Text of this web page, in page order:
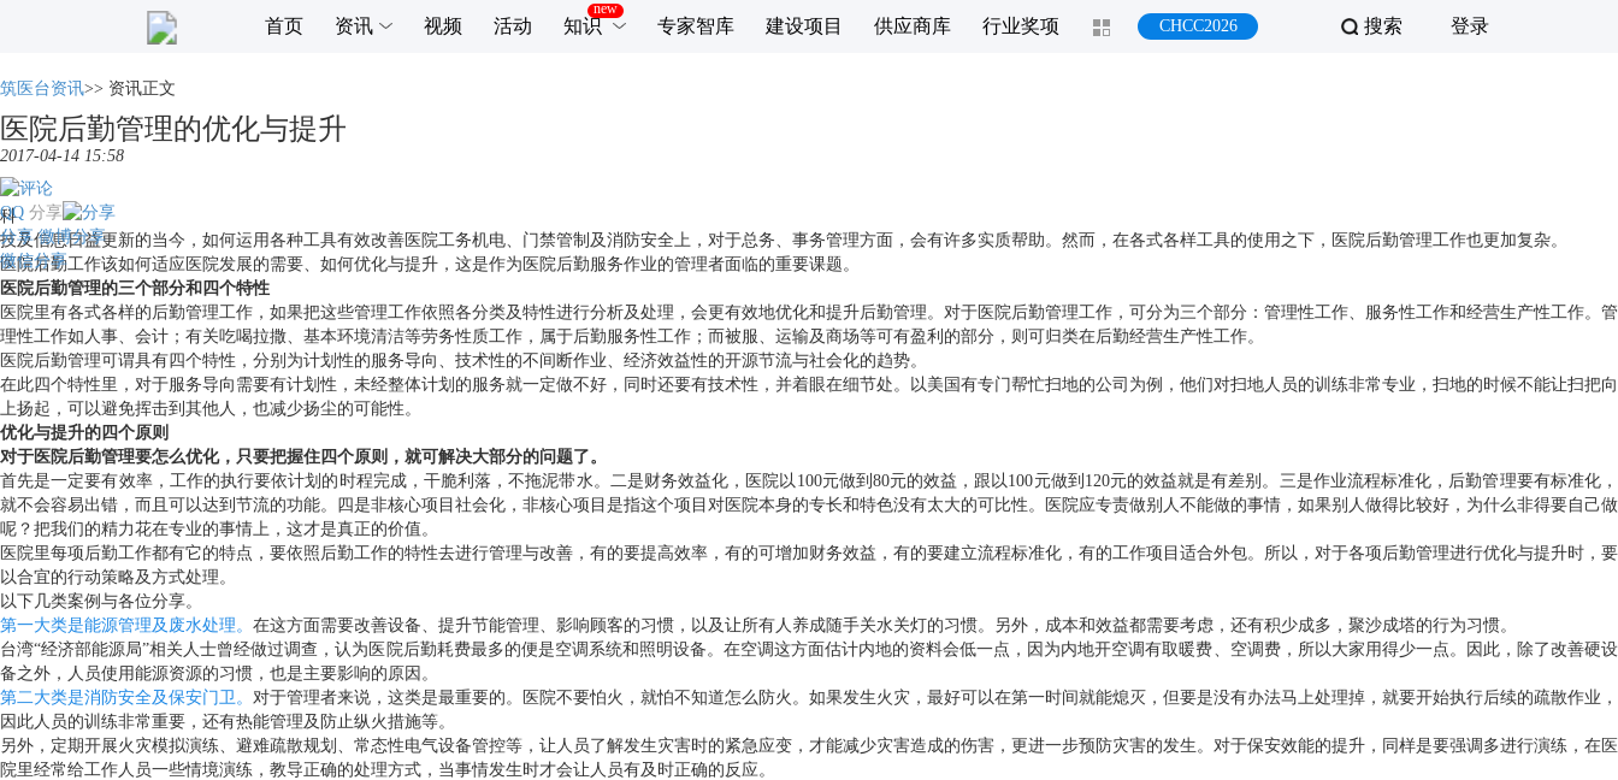
登录
搜索
首页 资讯 视频 活动 知识 专家智库 建设项目 供应商库 行业奖项 CHCC2026
筑医台资讯>> 资讯正文
医院后勤管理的优化与提升
2017-04-14 15:58
分享
QQ
分享 微博分享
微信分享
科
技及信息日益更新的当今，如何运用各种工具有效改善医院工务机电、门禁管制及消防安全上，对于总务、事务管理方面，会有许多实质帮助。然而，在各式各样工具的使用之下，医院后勤管理工作也更加复杂。
医院后勤工作该如何适应医院发展的需要、如何优化与提升，这是作为医院后勤服务作业的管理者面临的重要课题。
医院后勤管理的三个部分和四个特性
医院里有各式各样的后勤管理工作，如果把这些管理工作依照各分类及特性进行分析及处理，会更有效地优化和提升后勤管理。对于医院后勤管理工作，可分为三个部分：管理性工作、服务性工作和经营生产性工作。管
理性工作如人事、会计；有关吃喝拉撒、基本环境清洁等劳务性质工作，属于后勤服务性工作；而被服、运输及商场等可有盈利的部分，则可归类在后勤经营生产性工作。
医院后勤管理可谓具有四个特性，分别为计划性的服务导向、技术性的不间断作业、经济效益性的开源节流与社会化的趋势。
在此四个特性里，对于服务导向需要有计划性，未经整体计划的服务就一定做不好，同时还要有技术性，并着眼在细节处。以美国有专门帮忙扫地的公司为例，他们对扫地人员的训练非常专业，扫地的时候不能让扫把向
上扬起，可以避免挥击到其他人，也减少扬尘的可能性。
优化与提升的四个原则
对于医院后勤管理要怎么优化，只要把握住四个原则，就可解决大部分的问题了。
首先是一定要有效率，工作的执行要依计划的时程完成，干脆利落，不拖泥带水。二是财务效益化，医院以100元做到80元的效益，跟以100元做到120元的效益就是有差别。三是作业流程标准化，后勤管理要有标准化，
就不会容易出错，而且可以达到节流的功能。四是非核心项目社会化，非核心项目是指这个项目对医院本身的专长和特色没有太大的可比性。医院应专责做别人不能做的事情，如果别人做得比较好，为什么非得要自己做
呢？把我们的精力花在专业的事情上，这才是真正的价值。
医院里每项后勤工作都有它的特点，要依照后勤工作的特性去进行管理与改善，有的要提高效率，有的可增加财务效益，有的要建立流程标准化，有的工作项目适合外包。所以，对于各项后勤管理进行优化与提升时，要
以合宜的行动策略及方式处理。
以下几类案例与各位分享。
第一大类是能源管理及废水处理。 在这方面需要改善设备、提升节能管理、影响顾客的习惯，以及让所有人养成随手关水关灯的习惯。另外，成本和效益都需要考虑，还有积少成多，聚沙成塔的行为习惯。
台湾“经济部能源局”相关人士曾经做过调查，认为医院后勤耗费最多的便是空调系统和照明设备。在空调这方面估计内地的资料会低一点，因为内地开空调有取暖费、空调费，所以大家用得少一点。因此，除了改善硬设
备之外，人员使用能源资源的习惯，也是主要影响的原因。
第二大类是消防安全及保安门卫。 对于管理者来说，这类是最重要的。医院不要怕火，就怕不知道怎么防火。如果发生火灾，最好可以在第一时间就能熄灭，但要是没有办法马上处理掉，就要开始执行后续的疏散作业，
因此人员的训练非常重要，还有热能管理及防止纵火措施等。
另外，定期开展火灾模拟演练、避难疏散规划、常态性电气设备管控等，让人员了解发生灾害时的紧急应变，才能减少灾害造成的伤害，更进一步预防灾害的发生。对于保安效能的提升，同样是要强调多进行演练，在医
院里经常给工作人员一些情境演练，教导正确的处理方式，当事情发生时才会让人员有及时正确的反应。